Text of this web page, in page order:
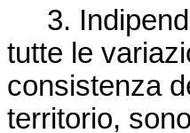
3.
tutte le
consistenza
territorio,